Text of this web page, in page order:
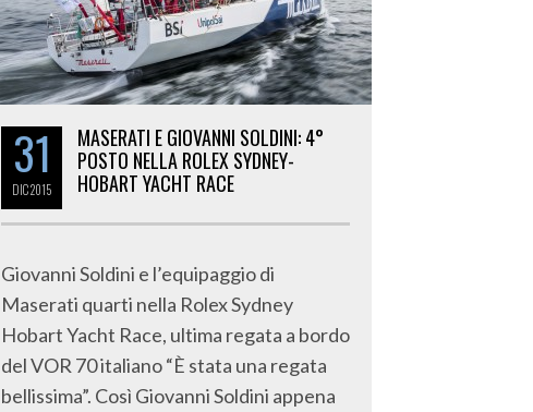
31
DIC2015
MASERATI E GIOVANNI SOLDINI: 4°
POSTO NELLA ROLEX SYDNEY-
HOBART YACHT RACE
Giovanni Soldini e l’equipaggio di
Maserati quarti nella Rolex Sydney
Hobart Yacht Race, ultima regata a bordo
del VOR 70 italiano “È stata una regata
bellissima”. Così Giovanni Soldini appena